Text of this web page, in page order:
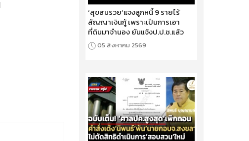
‘สุขสมรวย’แจงลูกหนี้ 9 รายไร้
สัญญาเงินกู้ เพราะเป็นการเอา
ที่ดินมาจำนอง ยันแจ้งป.ป.ช.แล้ว
05 สิงหาคม 2569